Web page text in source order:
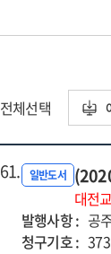
전체선택
61. 일반도서
대전
발행사항 : 공
청구기호 :